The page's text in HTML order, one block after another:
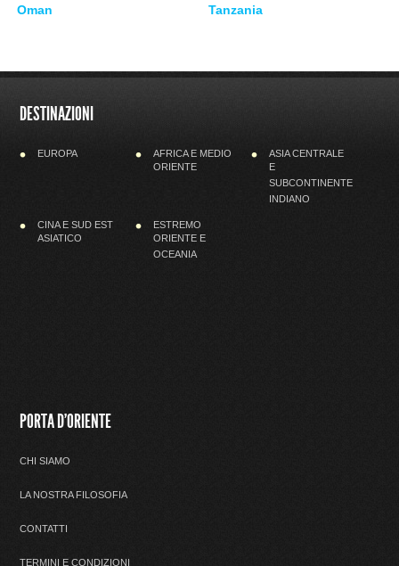
Oman Tanzania
DESTINAZIONI
EUROPA AFRICA E MEDIO
ORIENTE
ASIA CENTRALE
E
SUBCONTINENTE
INDIANO
CINA E SUD EST
ASIATICO
ESTREMO
ORIENTE E
OCEANIA
PORTA D'ORIENTE
CHI SIAMO
LA NOSTRA FILOSOFIA
CONTATTI
TERMINI E CONDIZIONI